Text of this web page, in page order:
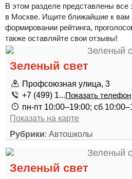
В этом разделе представлены все
в Москве. Ищите ближайшие к вам
формировании рейтинга,
также оставляйте свои отзывы!
Зеленый свет
Профсоюзная улица, 3
+7 (499) 1...Показать телефон
пн-пт 10:00–19:00; сб
Показать на карте
Рубрики: Автошколы
Зеленый свет